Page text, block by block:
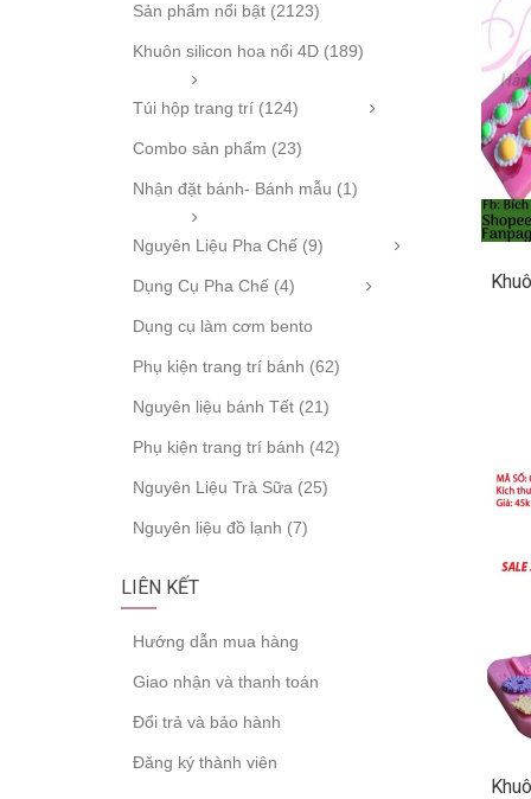
Sản phẩm nổi bật (2123)
Khuôn silicon hoa nổi 4D (189)
Túi hộp trang trí (124)
Combo sản phẩm (23)
Nhận đặt bánh- Bánh mẫu (1)
Nguyên Liệu Pha Chế (9)
Dụng Cụ Pha Chế (4)
Dụng cụ làm cơm bento
Phụ kiện trang trí bánh (62)
Nguyên liệu bánh Tết (21)
Phụ kiện trang trí bánh (42)
Nguyên Liệu Trà Sữa (25)
Nguyên liệu đồ lạnh (7)
LIÊN KẾT
Hướng dẫn mua hàng
Giao nhận và thanh toán
Đổi trả và bảo hành
Đăng ký thành viên